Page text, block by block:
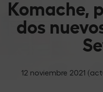
Komache,
dos
12 noviembre 2021